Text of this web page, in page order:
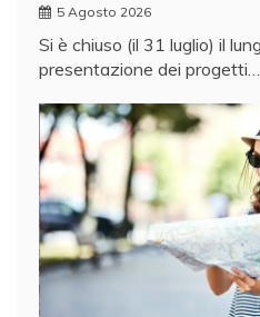
5 Agosto 2026
Si è chiuso (il 31 luglio) il
presentazione dei progetti…